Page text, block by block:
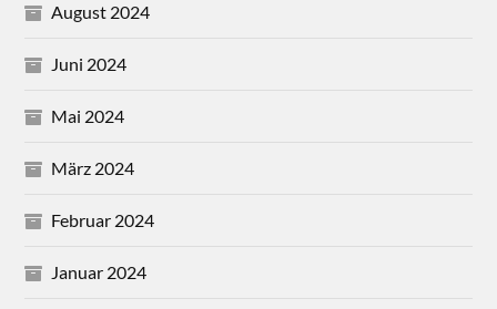
August 2024
Juni 2024
Mai 2024
März 2024
Februar 2024
Januar 2024